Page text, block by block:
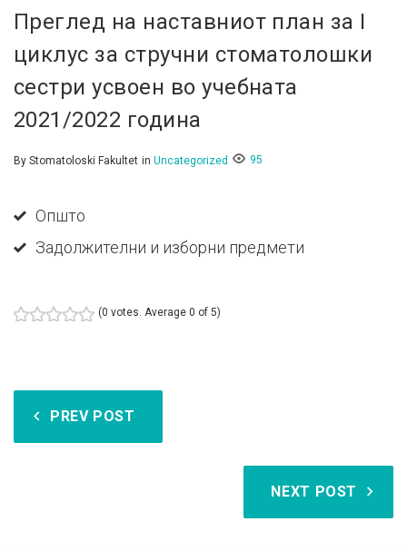
Преглед на наставниот план за I
циклус за стручни стоматолошки
сестри усвоен во учебната
2021/2022 година
By Stomatoloski Fakultet in Uncategorized 95
Општо
Задолжителни и изборни предмети
(0 votes. Average 0 of 5)
Навигација
на
PREV POST
NEXT POST